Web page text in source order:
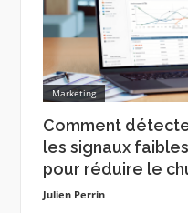
Marketing
Comment
les signaux
pour réduire le
Julien Perrin